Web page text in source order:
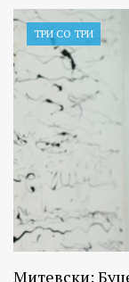
ТРИ СО ТРИ
Митевски: